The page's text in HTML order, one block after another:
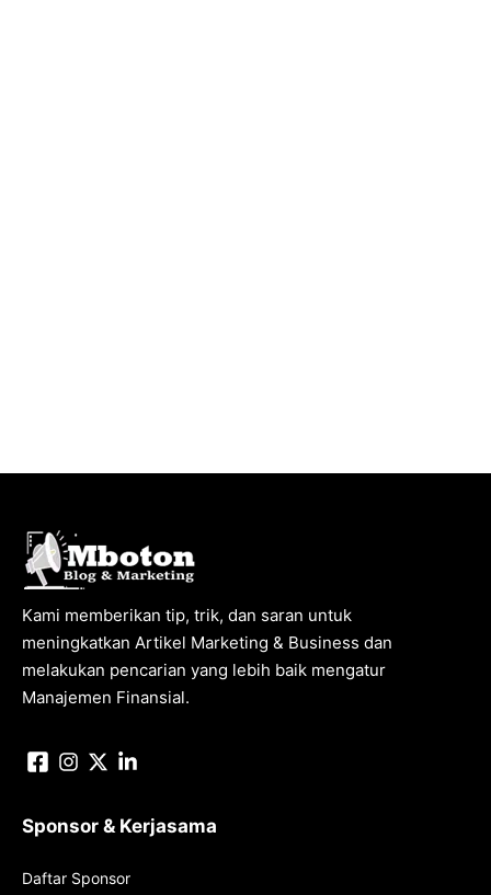
Kami memberikan tip, trik, dan saran untuk
meningkatkan Artikel Marketing & Business dan
melakukan pencarian yang lebih baik mengatur
Manajemen Finansial.
Sponsor & Kerjasama
Daftar Sponsor